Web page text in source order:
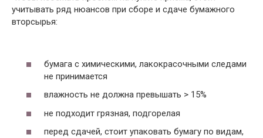
Обрезки белой бумаги
руб.
Отходы бумаги, картона вперемешку.
Бумажные гильзы, втулки и т.п.
учитывать ряд нюансов при сборе и сдаче бумажного
вторсырья:
бумага с химическими, лакокрасочными следами
не принимается
влажность не должна превышать > 15%
не подходит грязная, подгорелая
перед сдачей, стоит упаковать бумагу по видам,